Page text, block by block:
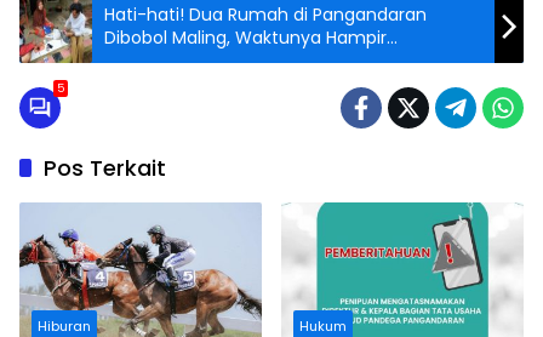
Hati-hati! Dua Rumah di Pangandaran
Dibobol Maling, Waktunya Hampir
Bersamaan
5
Pos Terkait
Hiburan Hukum